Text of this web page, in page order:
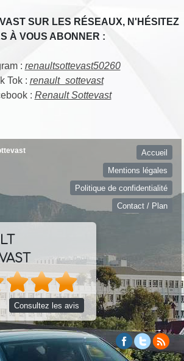
SUR LES RÉSEAUX, N'HÉSITEZ
À VOUS ABONNER :
: renaultsottevast50260
Tok : renault_sottevast
: Renault Sottevast
Accueil
Mentions légales
Politique de confidentialité
Contact / Plan
Consultez les avis